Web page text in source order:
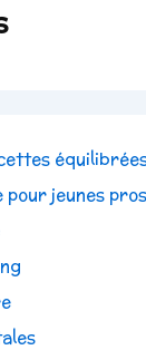
jeunes pros